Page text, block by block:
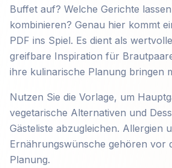
Buffet auf? Welche Gerichte
kombinieren? Genau hier kommt
PDF ins Spiel. Es dient als
greifbare Inspiration für
ihre kulinarische Planung bringen
Nutzen Sie die Vorlage, um
vegetarische Alternativen und
Gästeliste abzugleichen. Allergien
Ernährungswünsche gehören vor
Planung.